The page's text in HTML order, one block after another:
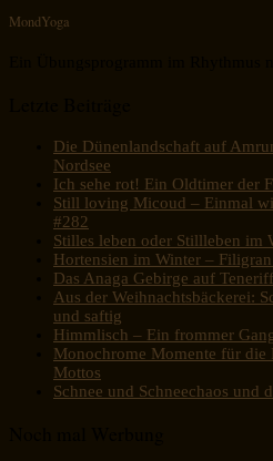
MondYoga
Die Dünenlandschaft auf
Nordsee
Ich sehe rot! Ein Oldtimer der
Still loving Micoud – Einmal
#282
Stilles leben oder Stillleben im
Hortensien im Winter –
Das Anaga Gebirge auf
Aus der Weihnachtsbäckerei:
und saftig
Himmlisch – Ein frommer
Monochrome Momente für die
Mottos
Schnee und Schneechaos und